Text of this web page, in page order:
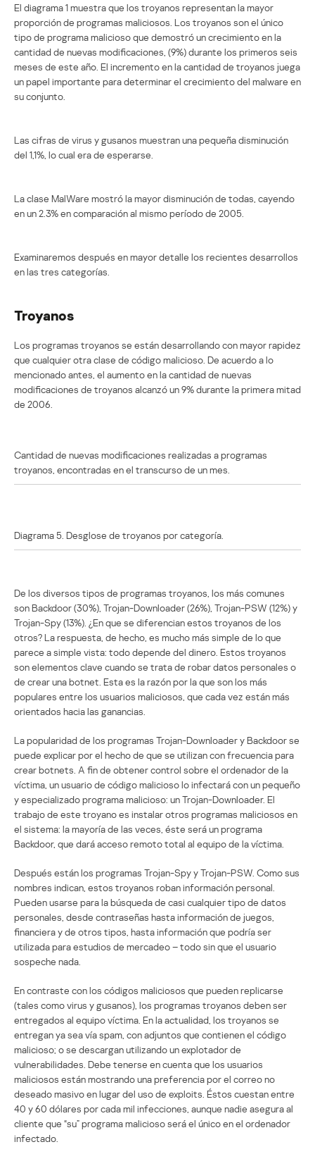
El diagrama 1 muestra que los troyanos representan la mayor
proporción de programas maliciosos. Los troyanos son el único
tipo de programa malicioso que demostró un crecimiento en la
cantidad de nuevas modificaciones, (9%) durante los primeros seis
meses de este año. El incremento en la cantidad de troyanos juega
un papel importante para determinar el crecimiento del malware en
su conjunto.
Las cifras de virus y gusanos muestran una pequeña disminución
del 1,1%, lo cual era de esperarse.
La clase MalWare mostró la mayor disminución de todas, cayendo
en un 2.3% en comparación al mismo período de 2005.
Examinaremos después en mayor detalle los recientes desarrollos
en las tres categorías.
Troyanos
Los programas troyanos se están desarrollando con mayor rapidez
que cualquier otra clase de código malicioso. De acuerdo a lo
mencionado antes, el aumento en la cantidad de nuevas
modificaciones de troyanos alcanzó un 9% durante la primera mitad
de 2006.
Cantidad de nuevas modificaciones realizadas a programas
troyanos, encontradas en el transcurso de un mes.
Diagrama 5. Desglose de troyanos por categoría.
De los diversos tipos de programas troyanos, los más comunes
son Backdoor (30%), Trojan-Downloader (26%), Trojan-PSW (12%) y
Trojan-Spy (13%). ¿En que se diferencian estos troyanos de los
otros? La respuesta, de hecho, es mucho más simple de lo que
parece a simple vista: todo depende del dinero. Estos troyanos
son elementos clave cuando se trata de robar datos personales o
de crear una botnet. Esta es la razón por la que son los más
populares entre los usuarios maliciosos, que cada vez están más
orientados hacia las ganancias.
La popularidad de los programas Trojan-Downloader y Backdoor se
puede explicar por el hecho de que se utilizan con frecuencia para
crear botnets. A fin de obtener control sobre el ordenador de la
víctima, un usuario de código malicioso lo infectará con un pequeño
y especializado programa malicioso: un Trojan-Downloader. El
trabajo de este troyano es instalar otros programas maliciosos en
el sistema: la mayoría de las veces, éste será un programa
Backdoor, que dará acceso remoto total al equipo de la víctima.
Después están los programas Trojan-Spy y Trojan-PSW. Como sus
nombres indican, estos troyanos roban información personal.
Pueden usarse para la búsqueda de casi cualquier tipo de datos
personales, desde contraseñas hasta información de juegos,
financiera y de otros tipos, hasta información que podría ser
utilizada para estudios de mercadeo – todo sin que el usuario
sospeche nada.
En contraste con los códigos maliciosos que pueden replicarse
(tales como virus y gusanos), los programas troyanos deben ser
entregados al equipo víctima. En la actualidad, los troyanos se
entregan ya sea vía spam, con adjuntos que contienen el código
malicioso; o se descargan utilizando un explotador de
vulnerabilidades. Debe tenerse en cuenta que los usuarios
maliciosos están mostrando una preferencia por el correo no
deseado masivo en lugar del uso de exploits. Éstos cuestan entre
40 y 60 dólares por cada mil infecciones, aunque nadie asegura al
cliente que “su” programa malicioso será el único en el ordenador
infectado.